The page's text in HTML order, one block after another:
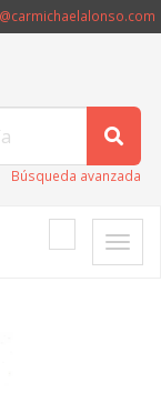
Búsqueda avanzada
Toggle